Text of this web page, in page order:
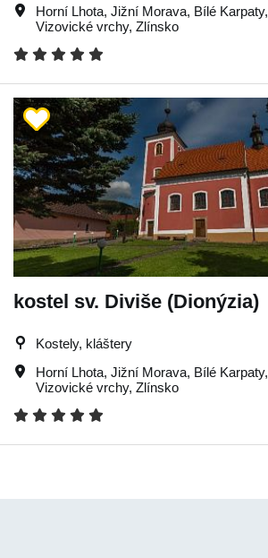
Horní Lhota, Jižní Morava, Bílé Karpaty,
Vizovické vrchy, Zlínsko
kostel sv. Diviše (Dionýzia)
Kostely, kláštery
Horní Lhota, Jižní Morava, Bílé Karpaty,
Vizovické vrchy, Zlínsko